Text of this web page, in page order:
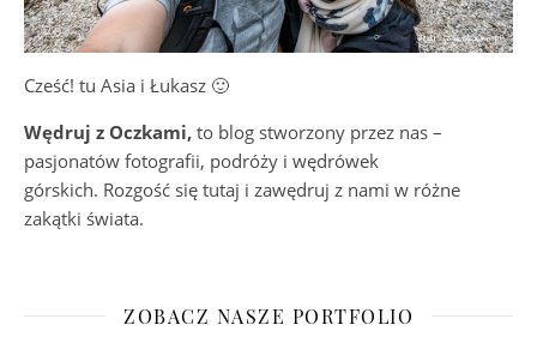
Cześć! tu Asia i Łukasz 🙂
Wędruj z Oczkami, to blog stworzony przez nas –
pasjonatów fotografii, podróży i wędrówek
górskich. Rozgość się tutaj i zawędruj z nami w różne
zakątki świata.
ZOBACZ NASZE PORTFOLIO